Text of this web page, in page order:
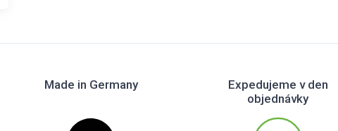
Made in Germany
Expedujeme v den
objednávky